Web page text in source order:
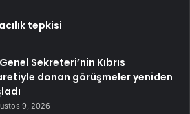
tepkisi
Sekreteri’nin Kıbrıs
donan görüşmeler yeniden
9, 2026